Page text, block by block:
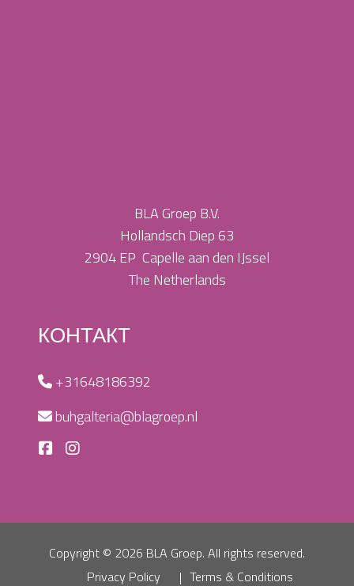
BLA Groep B.V.
Hollandsch Diep 63
2904 EP Capelle aan den IJssel
The Netherlands
КОНТАКТ
+31648186392
buhgalteria@blagroep.nl
Copyright © 2026 BLA Groep. All rights reserved.
Privacy Policy
Terms & Conditions